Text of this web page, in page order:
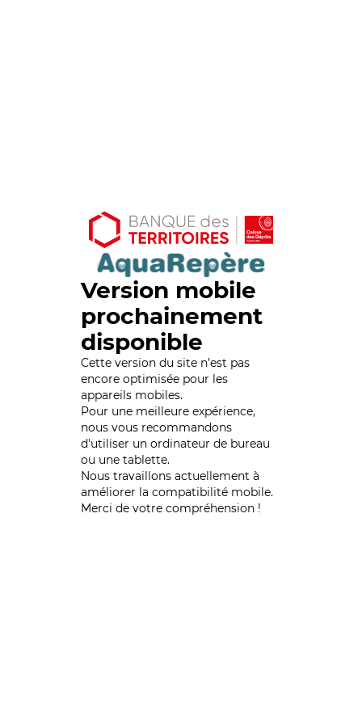
Version mobile
prochainement
disponible
Cette version du site n’est pas
encore optimisée pour les
appareils mobiles.
Pour une meilleure expérience,
nous vous recommandons
d'utiliser un ordinateur de bureau
ou une tablette.
Nous travaillons actuellement à
améliorer la compatibilité mobile.
Merci de votre compréhension !